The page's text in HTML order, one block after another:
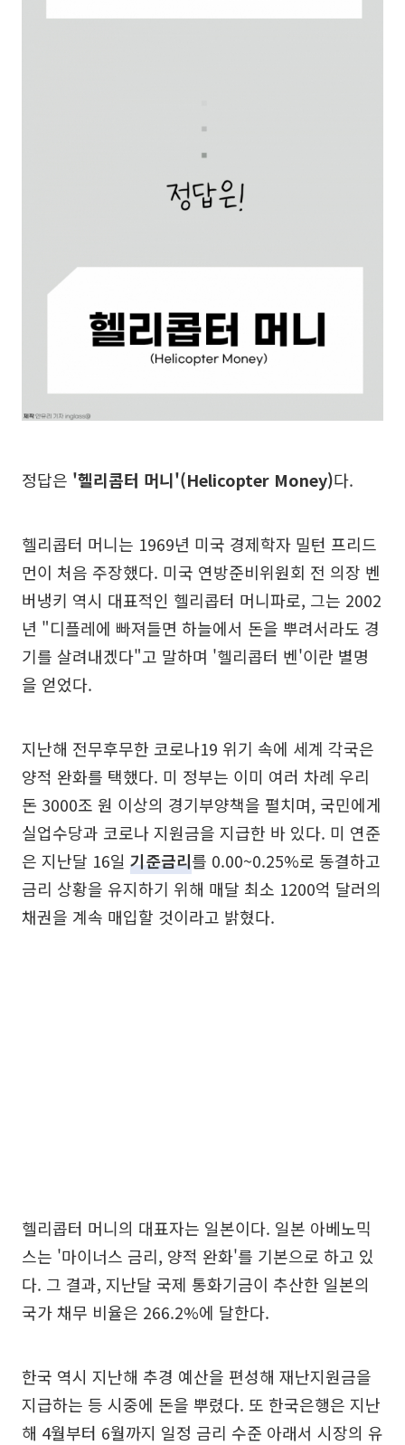
정답은 '헬리콥터 머니'(Helicopter Money)다.
헬리콥터 머니는 1969년 미국 경제학자 밀턴 프리드
먼이 처음 주장했다. 미국 연방준비위원회 전 의장 벤
버냉키 역시 대표적인 헬리콥터 머니파로, 그는 2002
년 "디플레에 빠져들면 하늘에서 돈을 뿌려서라도 경
기를 살려내겠다"고 말하며 '헬리콥터 벤'이란 별명
을 얻었다.
지난해 전무후무한 코로나19 위기 속에 세계 각국은
양적 완화를 택했다. 미 정부는 이미 여러 차례 우리
돈 3000조 원 이상의 경기부양책을 펼치며, 국민에게
실업수당과 코로나 지원금을 지급한 바 있다. 미 연준
은 지난달 16일 기준금리를 0.00~0.25%로 동결하고
금리 상황을 유지하기 위해 매달 최소 1200억 달러의
채권을 계속 매입할 것이라고 밝혔다.
헬리콥터 머니의 대표자는 일본이다. 일본 아베노믹
스는 '마이너스 금리, 양적 완화'를 기본으로 하고 있
다. 그 결과, 지난달 국제 통화기금이 추산한 일본의
국가 채무 비율은 266.2%에 달한다.
한국 역시 지난해 추경 예산을 편성해 재난지원금을
지급하는 등 시중에 돈을 뿌렸다. 또 한국은행은 지난
해 4월부터 6월까지 일정 금리 수준 아래서 시장의 유